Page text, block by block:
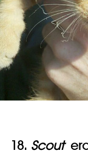
18. Scout